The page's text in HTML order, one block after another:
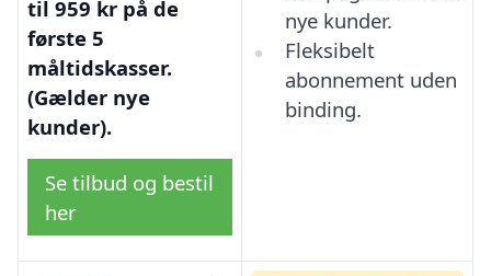
til 959 kr på de
første 5
måltidskasser.
(Gælder nye
kunder).
Se tilbud og bestil
her
nye kunder.
Fleksibelt
abonnement uden
binding.